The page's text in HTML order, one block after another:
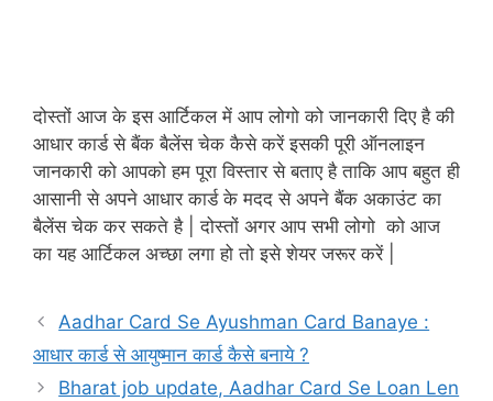
दोस्तों आज के इस आर्टिकल में आप लोगो को जानकारी दिए है की
आधार कार्ड से बैंक बैलेंस चेक कैसे करें इसकी पूरी ऑनलाइन
जानकारी को आपको हम पूरा विस्तार से बताए है ताकि आप बहुत ही
आसानी से अपने आधार कार्ड के मदद से अपने बैंक अकाउंट का
बैलेंस चेक कर सकते है | दोस्तों अगर आप सभी लोगो को आज
का यह आर्टिकल अच्छा लगा हो तो इसे शेयर जरूर करें |
Aadhar Card Se Ayushman Card Banaye :
आधार कार्ड से आयुष्मान कार्ड कैसे बनाये ?
Bharat job update, Aadhar Card Se Loan Len